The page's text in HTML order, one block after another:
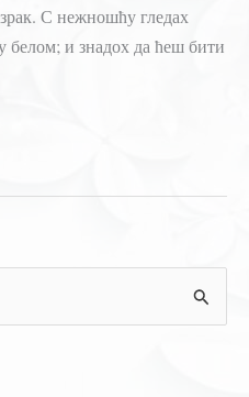
С нежношћу гледах
белом; и знадох да ћеш бити